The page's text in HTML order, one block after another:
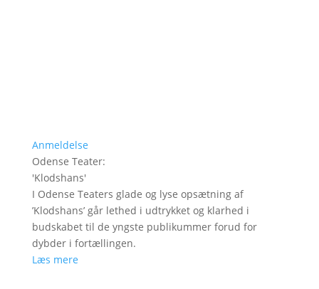
Anmeldelse
Odense Teater:
'Klodshans'
I Odense Teaters glade og lyse opsætning af
’Klodshans’ går lethed i udtrykket og klarhed i
budskabet til de yngste publikummer forud for
dybder i fortællingen.
Læs mere